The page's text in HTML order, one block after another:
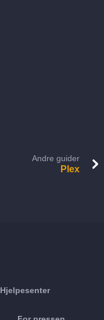
Andre guider
Plex
Hjelpesenter